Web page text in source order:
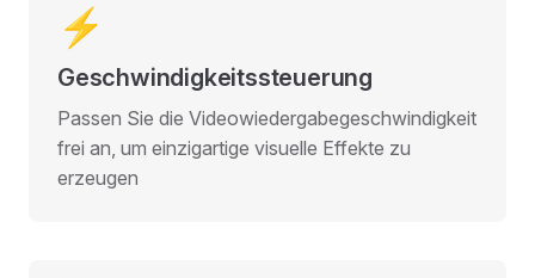
⚡
Geschwindigkeitssteuerung
Passen Sie die Videowiedergabegeschwindigkeit
frei an, um einzigartige visuelle Effekte zu
erzeugen